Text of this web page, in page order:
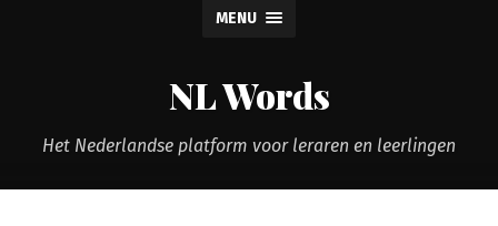
MENU
NL Words
Het Nederlandse platform voor leraren en leerlingen